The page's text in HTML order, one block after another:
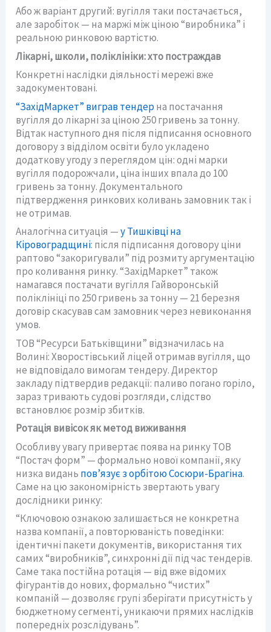
Або ж варіант другий: вугілля таки постачається,
але заробіток — на маржі між ціною “виробника” і
реальною ринковою вартістю.
Лікарні, школи, поліклініки: хто постраждав
Конкретні наслідки діяльності мережі вже
задокументовані.
“ЗахідМаркет” виграв тендерна постачання
вугілля до лікарні за ціною 250 гривень за тонну.
Відтак наступного дня після підписання основного
договору з відділом освіти було укладено
додаткову угоду з переглядом цін: одні марки
вугілля подорожчали, ціна інших впала до 100
гривень за тонну. Документального
підтвердження ринкових коливань замовник так і
не отримав.
Аналогічна ситуація —у Тишківці на
Кіровоградщині: після підписання договору ціни
раптово “закоригували” під розмиту аргументацію
про коливання ринку. “ЗахідМаркет” також
намагався постачати вугілля Гайворонській
поліклініці по 250 гривень за тонну — 21 березня
договір скасував сам замовник через невиконання
умов.
ТОВ “Ресурси Батьківщини” відзначилась на
Волині: Хворостівський ліцей отримав вугілля, що
не відповідало вимогам тендеру. Директор
закладу підтвердив редакції: паливо погано горіло,
зараз тривають судові розгляди, слідство
встановлює розмір збитків.
Ротація вивісок як метод виживання
Особливу увагу привертає поява на ринку ТОВ
“Постач форм” — формально нової компанії, яку
низка видань пов’язує з орбітою Сосюри-Брагіна.
Саме на цю закономірність звертають увагу
дослідники ринку:
“Ключовою ознакою залишається не конкретна
назва компанії, а повторюваність поведінки:
ідентичні пакети документів, використання тих
самих “виробників”, синхронні дії під час тендерів.
Саме така постійна ротація — від вже відомих
фігурантів до нових, формально “чистих”
компаній — дозволяє групі зберігати присутність у
бюджетному сегменті, уникаючи прямих наслідків
попередніх розслідувань”.